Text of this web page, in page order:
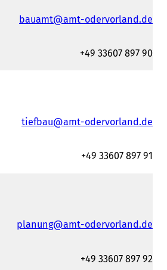
bauamt@amt-odervorland.de
+49 33607 897 90
tiefbau@amt-odervorland.de
+49 33607 897 91
planung@amt-odervorland.de
+49 33607 897 92